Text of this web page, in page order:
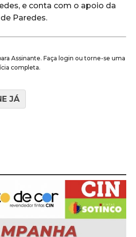
e conta com o apoio da
Paredes.
Assinante. Faça login ou torne-se uma
completa.
JÁ